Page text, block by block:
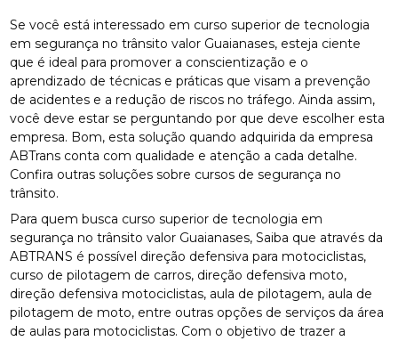
Se você está interessado em curso superior de tecnologia
em segurança no trânsito valor Guaianases, esteja ciente
que é ideal para promover a conscientização e o
aprendizado de técnicas e práticas que visam a prevenção
de acidentes e a redução de riscos no tráfego. Ainda assim,
você deve estar se perguntando por que deve escolher esta
empresa. Bom, esta solução quando adquirida da empresa
ABTrans conta com qualidade e atenção a cada detalhe.
Confira outras soluções sobre cursos de segurança no
trânsito.
Para quem busca curso superior de tecnologia em
segurança no trânsito valor Guaianases, Saiba que através da
ABTRANS é possível direção defensiva para motociclistas,
curso de pilotagem de carros, direção defensiva moto,
direção defensiva motociclistas, aula de pilotagem, aula de
pilotagem de moto, entre outras opções de serviços da área
de aulas para motociclistas. Com o objetivo de trazer a